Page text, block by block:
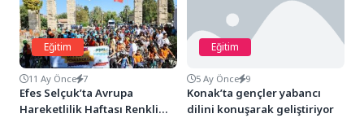
Eğitim
11 Ay Önce 7
Efes Selçuk’ta Avrupa
Hareketlilik Haftası Renkli
Eğitim
5 Ay Önce 9
Konak’ta gençler yabancı
dilini konuşarak geliştiriyor